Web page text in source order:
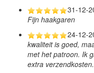
31-12-
Fijn haakgaren
24-12-
kwaliteit is goed,
met het patroon. Ik
extra verzendkosten.